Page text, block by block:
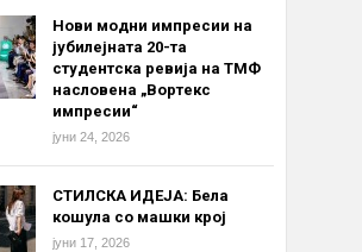
Нови модни импресии на
јубилејната 20-та
студентска ревија на ТМФ
насловена „Вортекс
импресии“
јуни 24, 2026
СТИЛСКА ИДЕЈА: Бела
кошула со машки крој
јуни 17, 2026